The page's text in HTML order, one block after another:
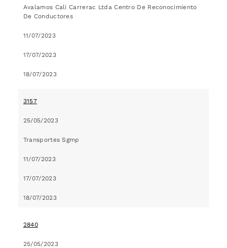
Avalamos Cali Carrerac Ltda Centro De Reconocimiento
De Conductores
11/07/2023
17/07/2023
18/07/2023
3157
25/05/2023
Transportes Sgmp
11/07/2023
17/07/2023
18/07/2023
2840
25/05/2023